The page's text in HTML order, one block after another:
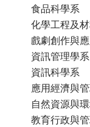
食品科學系
化學工程及
戲劇創作與
資訊管理學系
資訊科學系
應用經濟與
自然資源與
教育行政與